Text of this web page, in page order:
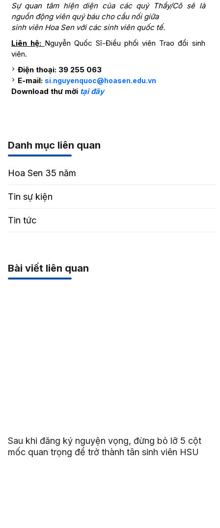
Sự quan tâm hiện diện của các quý Thầy/Cô sẽ là
nguồn động viên quý báu cho cầu nối giữa
sinh viên Hoa Sen với các sinh viên quốc tế.
Liên hệ: Nguyễn Quốc Sĩ-Điều phối viên Trao đổi sinh
viên.
Điện thoại: 39 255 063
E-mail: si.nguyenquoc@hoasen.edu.vn
Download thư mời tại đây
Danh mục liên quan
Hoa Sen 35 năm
Tin sự kiện
Tin tức
Bài viết liên quan
Sau khi đăng ký nguyện vọng, đừng bỏ lỡ 5 cột
mốc quan trọng để trở thành tân sinh viên HSU